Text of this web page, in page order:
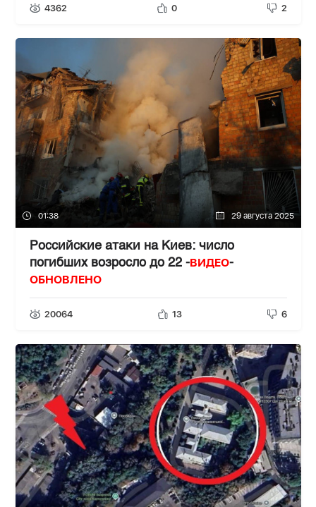
4362 0 2
01:38 29 августа 2025
Российские атаки на Киев: число
погибших возросло до 22 -ВИДЕО-
ОБНОВЛЕНО
20064 13 6